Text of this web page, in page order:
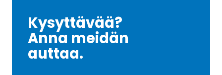
Kysyttävää?
Anna meidän
auttaa.